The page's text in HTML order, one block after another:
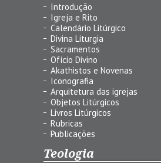
Introdução
Igreja e Rito
Calendário Litúrgico
Divina Liturgia
Sacramentos
Ofício Divino
Akathistos e Novenas
Iconografia
Arquitetura das igrejas
Objetos Litúrgicos
Livros Litúrgicos
Rubricas
Publicações
Teologia